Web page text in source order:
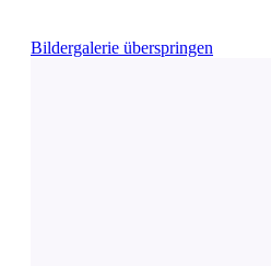
Bildergalerie überspringen